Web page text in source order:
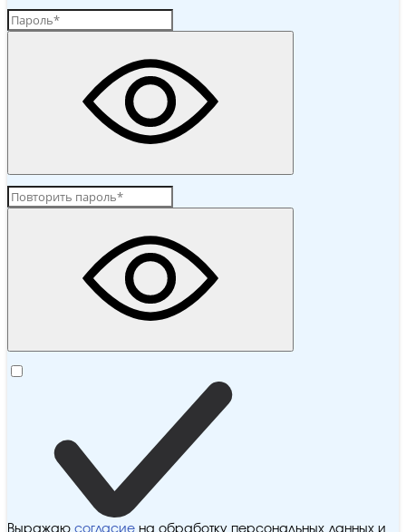
Выражаю согласие на обработку персональных данных и